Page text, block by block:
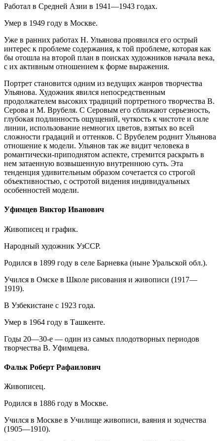
Работал в Средней Азии в 1941—1943 годах.
Умер в 1949 году в Москве.
Уже в ранних работах Н. Ульянова проявился его острый
интерес к проблеме содержания, к той проблеме, которая как
бы отошла на второй план в поисках художников начала века,
с их активным отношением к форме выражения.
Портрет становится одним из ведущих жанров творчества
Ульянова. Художник явился непосредственным
продолжателем высоких традиций портретного творчества В.
Серова и М. Врубеля. С Серовым его сближают серьезность,
глубокая подлинность ощущений, чуткость к чистоте и силе
линии, использование немногих цветов, взятых во всей
сложности градаций и оттенков. С Врубелем роднит Ульянова
отношение к модели. Ульянов так же видит человека в
романтически-приподнятом аспекте, стремится раскрыть в
нем затаенную возвышенную внутреннюю суть. Эта
тенденция удивительным образом сочетается со строгой
объективностью, с остротой видения индивидуальных
особенностей модели.
Уфимцев Виктор Иванович
Живописец и график.
Народный художник УзССР.
Родился в 1899 году в селе Барневка (ныне Уральской обл.).
Учился в Омске в Школе рисования и живописи (1917—
1919).
В Узбекистане с 1923 года.
Умер в 1964 году в Ташкенте.
Годы 20—30-е — один из самых плодотворных периодов
творчества В. Уфимцева.
Фальк Роберт Рафаилович
Живописец.
Родился в 1886 году в Москве.
Учился в Москве в Училище живописи, ваяния и зодчества
(1905—1910).